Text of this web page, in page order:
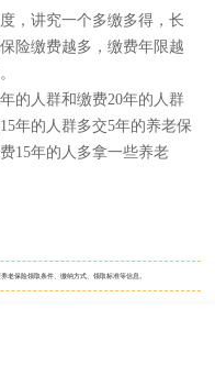
讲究一个多缴多得，长
险缴费越多，缴费年限越
人群和缴费20年的人群
年的人群多交5年的养老保
15年的人多拿一些养老
老保险领取条件、缴纳方式、领取标准等信息。